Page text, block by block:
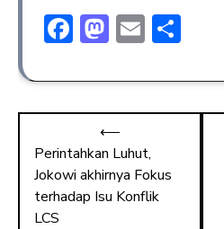
F
e
b
o
ok
M
st
o
d
o
n
E
ai
l
ar
e
⟵
Perintahkan Luhut,
Jokowi akhirnya Fokus
terhadap Isu Konflik
LCS